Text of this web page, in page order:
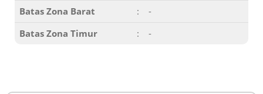
Batas Zona Barat
:
-
Batas Zona Timur
: -